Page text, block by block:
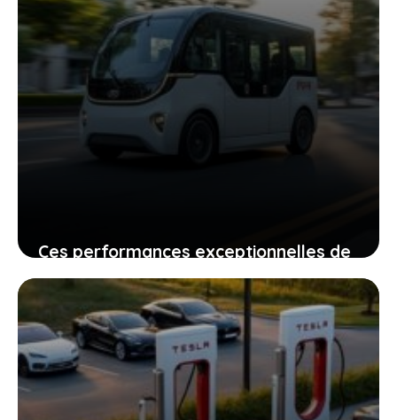
Ces performances exceptionnelles de
byd qui redessinent l’industrie auto et
vous impactent vraiment
14 juin 2026